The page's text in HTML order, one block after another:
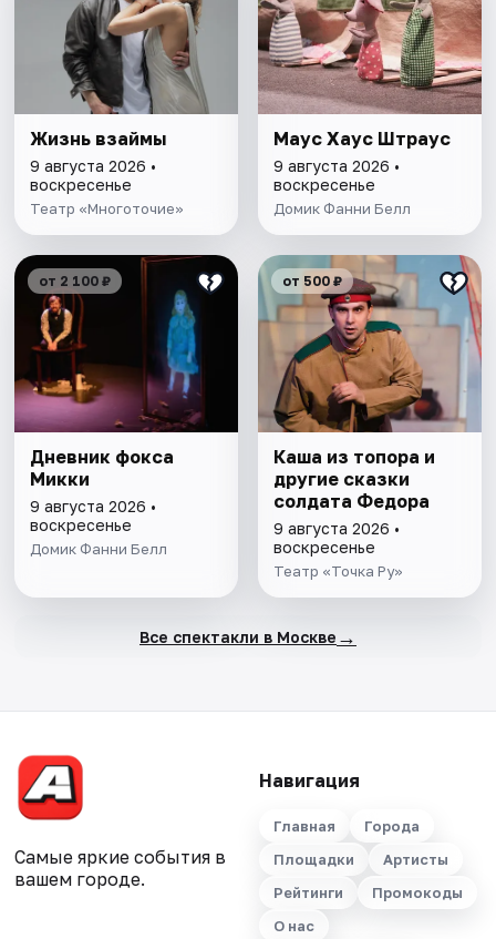
Жизнь взаймы
9 августа 2026 •
воскресенье
Театр «Многоточие»
Маус Хаус Штраус
9 августа 2026 •
воскресенье
Домик Фанни Белл
от 2 100 ₽
Дневник фокса
Микки
9 августа 2026 •
воскресенье
Домик Фанни Белл
от 500 ₽
Каша из топора и
другие сказки
солдата Федора
9 августа 2026 •
воскресенье
Театр «Точка Ру»
Все спектакли в Москве →
Самые яркие события в
вашем городе.
Навигация
Главная
Города
Площадки
Артисты
Рейтинги
Промокоды
О нас